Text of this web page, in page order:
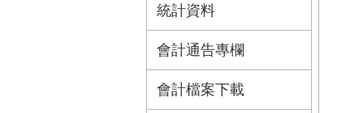
統計資料
會計通告專欄
會計檔案下載